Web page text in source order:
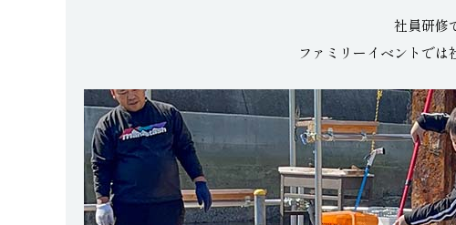
社員研修
ファミリーイベントでは